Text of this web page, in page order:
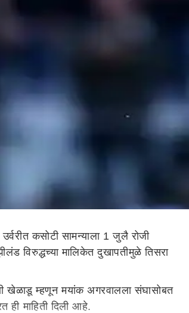
कसोटी सामन्याला 1 जुलै रोजी
विरुद्धच्या मालिकेत दुखापतीमुळे तिसरा
खेळाडू म्हणून मयांक अगरवालला संघासोबत
माहिती दिली आहे.